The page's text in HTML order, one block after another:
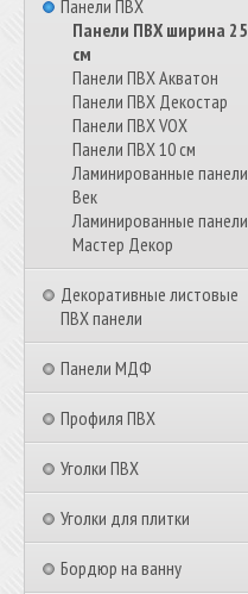
Панели ПВХ
Панели ПВХ ширина 25
см
Панели ПВХ Акватон
Панели ПВХ Декостар
Панели ПВХ VOX
Панели ПВХ 10 см
Ламинированные панели
Век
Ламинированные панели
Мастер Декор
Декоративные листовые
ПВХ панели
Панели МДФ
Профиля ПВХ
Уголки ПВХ
Уголки для плитки
Бордюр на ванну